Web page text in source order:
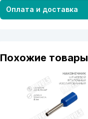
Оплата и доставка
Похожие товары